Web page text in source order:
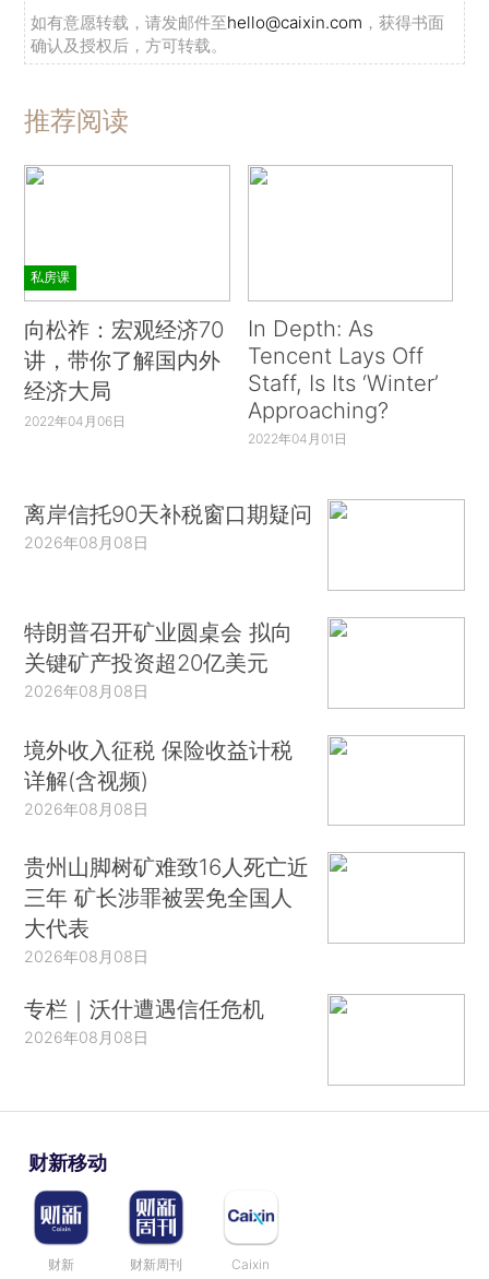
如有意愿转载，请发邮件至hello@caixin.com ，获得书面
确认及授权后，方可转载。
推荐阅读
私房课
向松祚：宏观经济70
讲，带你了解国内外
经济大局
2022年04月06日
In Depth: As
Tencent Lays Off
Staff, Is Its ‘Winter’
Approaching?
2022年04月01日
离岸信托90天补税窗口期疑问
2026年08月08日
特朗普召开矿业圆桌会 拟向
关键矿产投资超20亿美元
2026年08月08日
境外收入征税 保险收益计税
详解(含视频)
2026年08月08日
贵州山脚树矿难致16人死亡近
三年 矿长涉罪被罢免全国人
大代表
2026年08月08日
专栏｜沃什遭遇信任危机
2026年08月08日
财新移动
财新 财新周刊 Caixin